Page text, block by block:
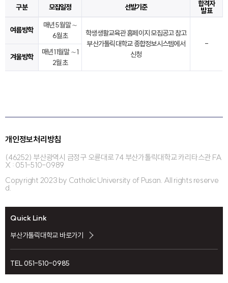
구분 모집일정 선발기준 합격자
발표
여름방학
매년 5월말 ∼
6월초
학생생활교육관 홈페이지 모집공고 참고
부산가톨릭대학교 종합정보시스템에서
신청
-
겨울방학
매년 11월말 ∼ 1
2월초
개인정보처리방침
(46252) 부산광역시 금정구 오륜대로 74 부산가톨릭대학교 카리타스관 FA
X : 051-510-0989
Copyright 2023 by Catholic University of Pusan. All rights reserve
d.
Quick Link
부산가톨릭대학교 바로가기
TEL 051-510-0985